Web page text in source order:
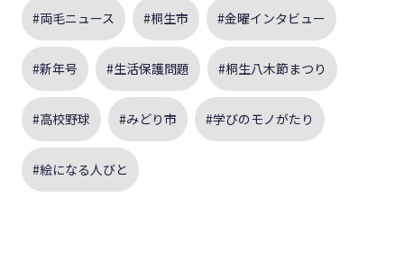
#両毛ニュース #桐生市 #金曜インタビュー
#新年号 #生活保護問題 #桐生八木節まつり
#高校野球 #みどり市 #学びのモノがたり
#絵になる人びと